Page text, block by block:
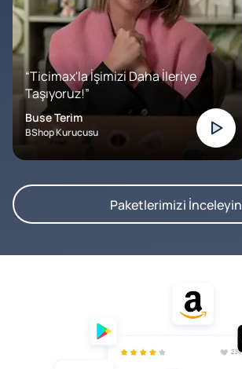
“Ticimax'la İşimizi Daha İleriye
Taşıyoruz!”
Buse Terim
BShop Kurucusu
Paketlerimizi İnceleyin